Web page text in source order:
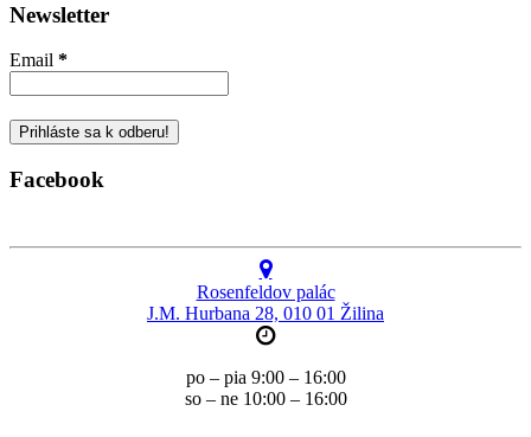
Newsletter
Email *
Facebook
Rosenfeldov palác
J.M. Hurbana 28, 010 01 Žilina
po – pia 9:00 – 16:00
so – ne 10:00 – 16:00